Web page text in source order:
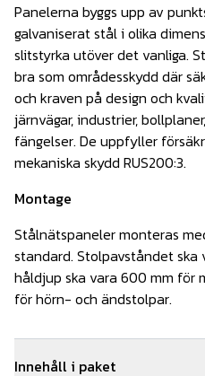
Panelerna byggs upp av
galvaniserat stål i olika
slitstyrka utöver det vanliga.
bra som områdesskydd där
och kraven på design och
järnvägar, industrier,
fängelser. De uppfyller
mekaniska skydd RUS200:3.
Montage
Stålnätspaneler monteras
standard. Stolpavståndet ska
håldjup ska vara 600 mm för
för hörn- och ändstolpar.
Innehåll i paket